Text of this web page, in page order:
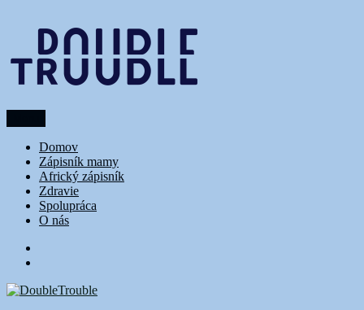
DoubleTrouble
Domov
Zápisník mamy
Africký zápisník
Zdravie
Spolupráca
O nás